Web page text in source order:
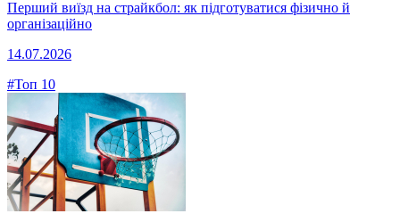
Перший виїзд на страйкбол: як підготуватися фізично й
організаційно
14.07.2026
#Топ 10